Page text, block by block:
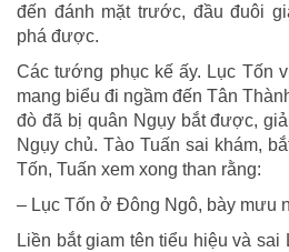
đến đánh mặt trước, đầu đuôi
phá được.
Các tướng phục kế ấy. Lục Tốn
mang biểu đi ngầm đến Tân
đò đã bị quân Ngụy bắt được,
Ngụy chủ. Tào Tuấn sai khám,
Tốn, Tuấn xem xong than rằng:
– Lục Tốn ở Đông Ngô, bày mưu
Liền bắt giam tên tiểu hiệu và